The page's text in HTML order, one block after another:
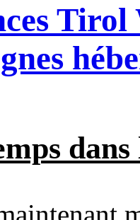
Tirol